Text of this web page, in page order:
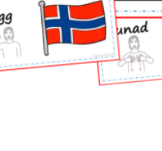
Skole
(2)